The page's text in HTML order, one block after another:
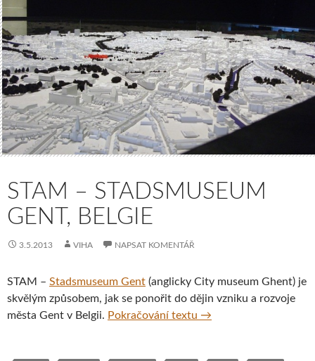
STAM – STADSMUSEUM
GENT, BELGIE
3.5.2013 VIHA NAPSAT KOMENTÁŘ
STAM – Stadsmuseum Gent (anglicky City museum Ghent) je
skvělým způsobem, jak se ponořit do dějin vzniku a rozvoje
města Gent v Belgii. Pokračování textu STAM – Stadsmuseum
→